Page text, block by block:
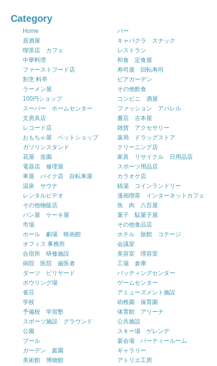
Category
Home
バー
居酒屋
キャバクラ スナック
喫茶店 カフェ
レストラン
中華料理
和食 定食屋
ファーストフード店
寿司屋 回転寿司
割烹 料亭
ビアガーデン
ラーメン屋
その他飲食
100円ショップ
コンビニ 酒屋
スーパー ホームセンター
ファッション アパレル
文房具店
書店 古本屋
レコード店
雑貨 アクセサリー
おもちゃ屋 ペットショップ
薬局 ドラッグストア
ガソリンスタンド
クリーニング店
花屋 造園
家具 リサイクル 日用品店
電器店 修理屋
スポーツ用品店
車屋 バイク店 自転車屋
カラオケ店
温泉 サウナ
銭湯 コインランドリー
レンタルビデオ
漫画喫茶 インターネットカフェ
その他物販店
魚 肉 八百屋
パン屋 ケーキ屋
菓子 駄菓子屋
市場
その他食品店
ホール 劇場 映画館
ホテル 旅館 コテージ
オフィス 事務所
会議室
合宿所 研修施設
美容室 理容室
病院 医院 歯医者
工場 倉庫
ダーツ ビリヤード
バッティングセンター
ボウリング場
ゲームセンター
雀荘
アミューズメント施設
学校
幼稚園 保育園
予備校 学習塾
体育館 アリーナ
スポーツ施設 グラウンド
公共施設
公園
スキー場 ゲレンデ
プール
宴会場 パーティールーム
ガーデン 庭園
ギャラリー
美術館 博物館
アトリエ工房